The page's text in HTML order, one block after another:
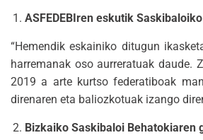
ASFEDEBIren eskutik
“Hemendik eskainiko ditugun
harremanak oso aurreratuak daude.
2019 a arte kurtso federatiboak
direnaren eta baliozkotuak izango
Bizkaiko Saskibaloi Behatokiaren